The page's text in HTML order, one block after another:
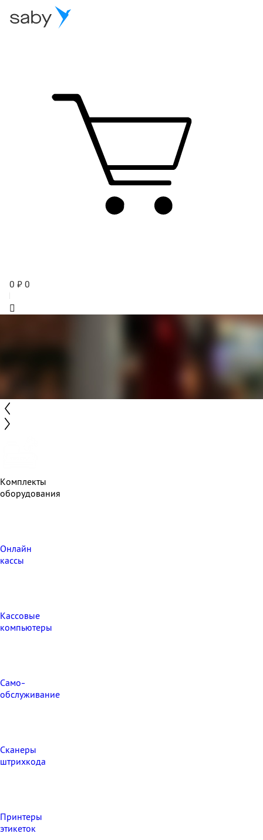
0 ₽ 0
Комплекты
оборудования
Онлайн
кассы
Кассовые
компьютеры
Само-
обслуживание
Сканеры
штрихкода
Принтеры
этикеток